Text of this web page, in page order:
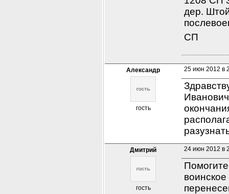
дер.
СП
Александр
гость
25 июн 2012 в
Дмитрий
гость
24 июн 2012 в